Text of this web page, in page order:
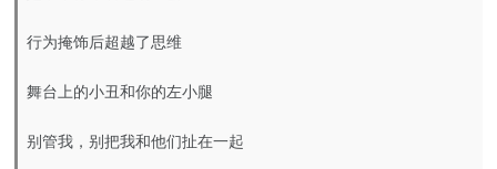
行为掩饰后超越了思维
舞台上的小丑和你的左小腿
别管我，别把我和他们扯在一起